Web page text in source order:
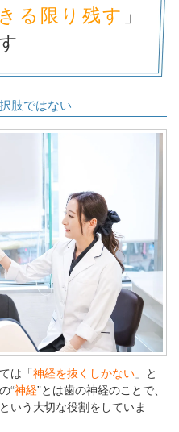
る限り残す 」
肢ではない
は「神経を抜くしかない」と
“神経”とは歯の神経のことで、
いう大切な役割をしていま